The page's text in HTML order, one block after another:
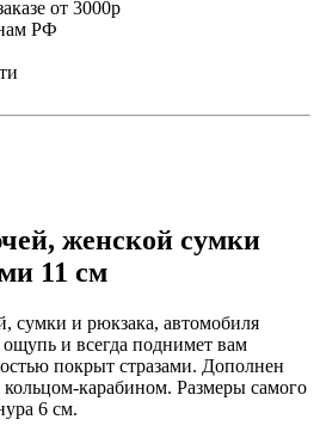
от 3000р
РФ
женской сумки
11 см
сумки и рюкзака, автомобиля
и всегда поднимет вам
покрыт стразами. Дополнен
карабином. Размеры самого
6 см.